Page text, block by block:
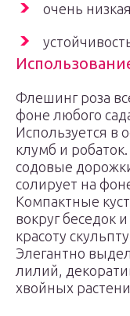
очень
Флешинг роза
фоне любого
Используется в
клумб и
содовые
солирует на
Компактные
вокруг беседок
красоту
Элегантно
лилий,
хвойных